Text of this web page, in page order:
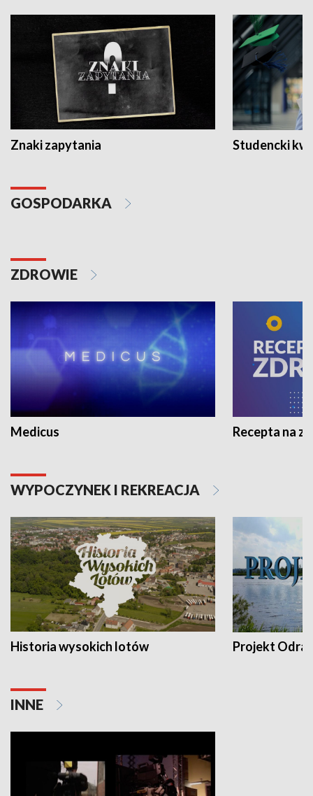
Znaki zapytania Studencki
GOSPODARKA
ZDROWIE
Medicus Recepta na
WYPOCZYNEK I REKREACJA
Historia wysokich lotów Projekt Odra
INNE